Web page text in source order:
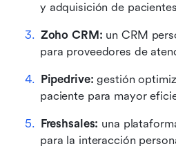
y adquisición de
Zoho CRM: un CRM
para proveedores de
Pipedrive: gestión
paciente para mayor
Freshsales: una
para la interacción